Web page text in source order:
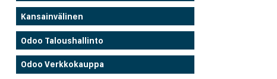
Kansainvälinen
Odoo Taloushallinto
Odoo Verkkokauppa